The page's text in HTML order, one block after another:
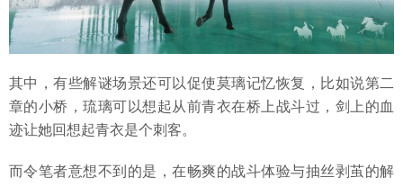
其中，有些解谜场景还可以促使莫璃记忆恢复，比如说第二
章的小桥，琉璃可以想起从前青衣在桥上战斗过，剑上的血
迹让她回想起青衣是个刺客。
而令笔者意想不到的是，在畅爽的战斗体验与抽丝剥茧的解